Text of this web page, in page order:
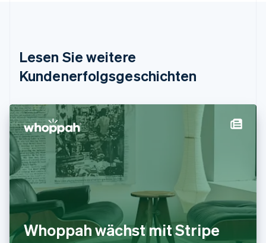
Lesen Sie weitere
Kundenerfolgsgeschichten
Whoppah wächst mit Stripe
DeutschEnglish
English
简体中文English
Finnland
EnglishSvenska
Frankreich
Français English
Gibraltar
English
Griechenland
English
Indien
English
Irland